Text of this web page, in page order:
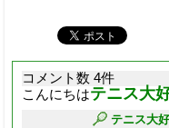
コメント数 4件
こんにちはテニス大
テニス大